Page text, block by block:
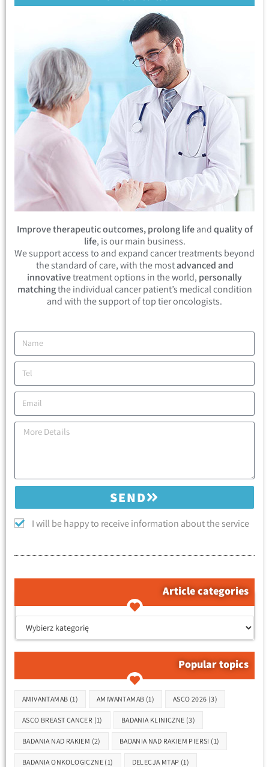
Improve therapeutic outcomes, prolong lifeandquality of
life, is our main business.
We support access to and expand cancer treatments beyond
the standard of care, with the mostadvanced and
innovativetreatment options in the world, personally
matchingthe individual cancer patient’s medical condition
and with the support of top tier oncologists.
I will be happy to receive information about the service
SEND
Article categories
Popular topics
AMIVANTAMAB (1) AMIWANTAMAB (1) ASCO 2026 (3)
ASCO BREAST CANCER (1) BADANIA KLINICZNE (3)
BADANIA NAD RAKIEM (2) BADANIA NAD RAKIEM PIERSI (1)
BADANIA ONKOLOGICZNE (1) DELECJA MTAP (1)